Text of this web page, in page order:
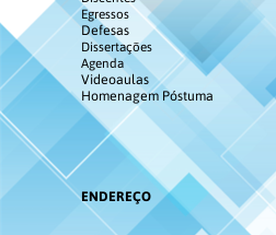
Egressos
Defesas
Dissertações
Agenda
Videoaulas
Homenagem Póstuma
ENDEREÇO